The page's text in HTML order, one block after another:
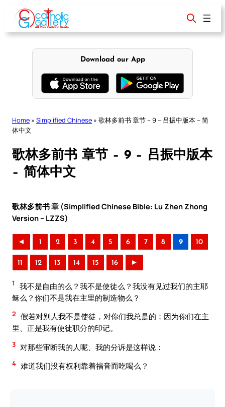
content
Download our App
Home » Simplified Chinese » 歌林多前书 章节 – 9 – 吕振中版本 – 简
体中文
歌林多前书 章节 – 9 – 吕振中版本
– 简体中文
歌林多前书 章 (Simplified Chinese Bible: Lu Zhen Zhong
Version – LZZS)
◄ 1 2 3 4 5 6 7 8 9 10
11 12 13 14 15 16 ►
1
我不是自由的么？我不是使徒么？我没有见过我们的主耶
稣么？你们不是我在主里的制造物么？
2 假若对别人我不是使徒，对你们我总是的；因为你们在主
里、正是我有使徒职分的印记。
3 对那些审断我的人呢、我的分诉是这样说：
4 难道我们没有权利靠着福音而吃喝么？